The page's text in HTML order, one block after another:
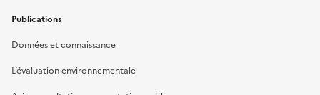
Publications
Données et connaissance
L’évaluation environnementale